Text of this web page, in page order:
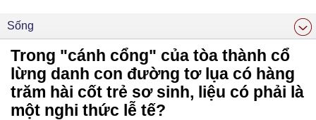
Sống
Trong "cánh cổng" của tòa thành cổ
lừng danh con đường tơ lụa có hàng
trăm hài cốt trẻ sơ sinh, liệu có phải là
một nghi thức lễ tế?